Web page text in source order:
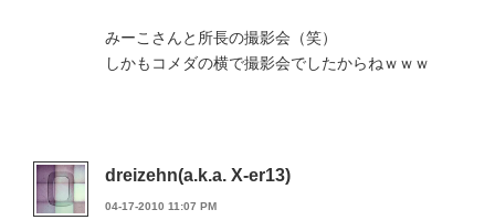
みーこさんと所長の撮影会（笑）
しかもコメダの横で撮影会でしたからねｗｗｗ
dreizehn(a.k.a. X-er13)
04-17-2010 11:07 PM